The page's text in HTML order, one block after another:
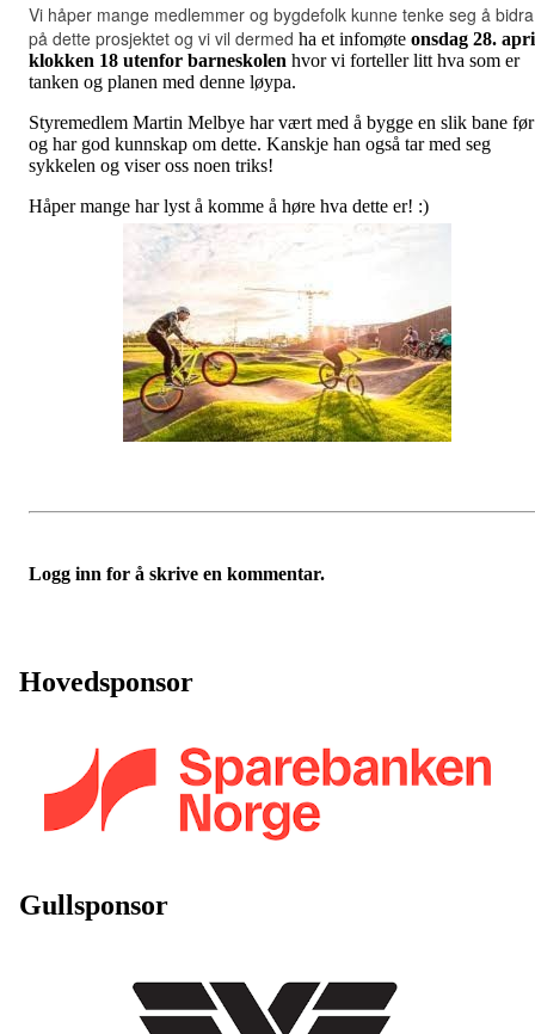
Vi håper mange medlemmer og bygdefolk kunne tenke seg å bidra
på dette prosjektet og vi vil dermed ha et infomøte onsdag 28.
klokken 18 utenfor barneskolen hvor vi forteller litt hva som er
tanken og planen med denne løypa.
Styremedlem Martin Melbye har vært med å bygge en slik bane før
og har god kunnskap om dette. Kanskje han også tar med seg
sykkelen og viser oss noen triks!
Håper mange har lyst å komme å høre hva dette er! :)
Logg inn for å skrive en kommentar.
Hovedsponsor
Gullsponsor